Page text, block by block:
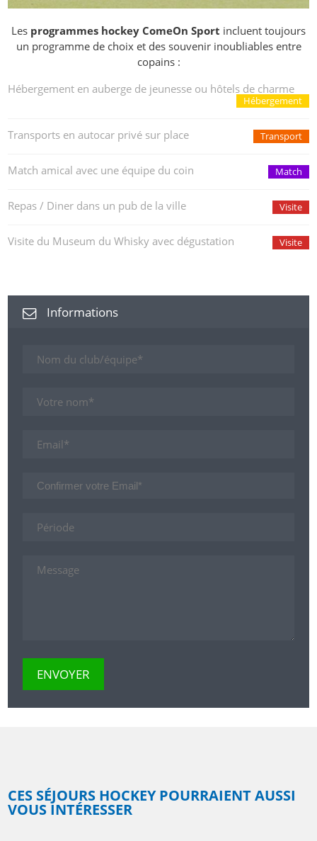
Les programmes hockey ComeOn Sport incluent toujours
un programme de choix et des souvenir inoubliables entre
copains :
Hébergement en auberge de jeunesse ou hôtels de charme
Hébergement
Transports en autocar privé sur place Transport
Match amical avec une équipe du coin Match
Repas / Diner dans un pub de la ville Visite
Visite du Museum du Whisky avec dégustation Visite
Informations
CES SÉJOURS HOCKEY POURRAIENT AUSSI
VOUS INTÉRESSER